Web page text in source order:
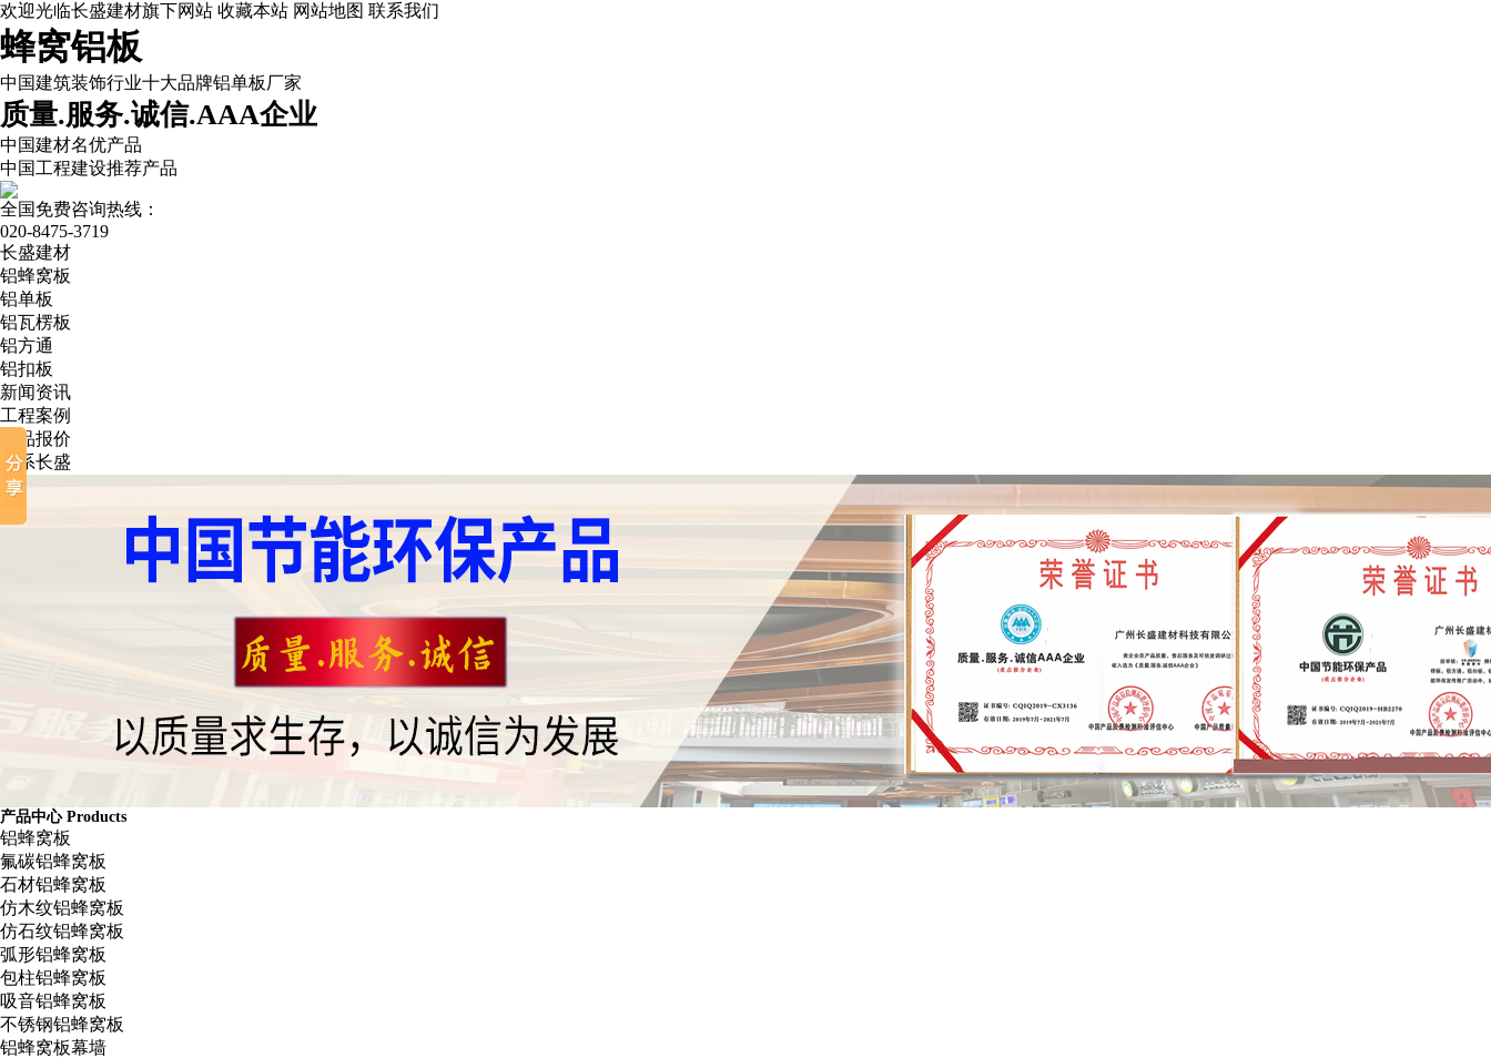
欢迎光临长盛建材旗下网站 收藏本站 网站地图 联系我们
蜂窝铝板
中国建筑装饰行业十大品牌铝单板厂家
质量.服务.诚信.AAA企业
中国建材名优产品
中国工程建设推荐产品
全国免费咨询热线：
020-8475-3719
长盛建材
铝蜂窝板
铝单板
铝瓦楞板
铝方通
铝扣板
新闻资讯
工程案例
产品报价
联系长盛
产品中心 Products
铝蜂窝板
氟碳铝蜂窝板
石材铝蜂窝板
仿木纹铝蜂窝板
仿石纹铝蜂窝板
弧形铝蜂窝板
包柱铝蜂窝板
吸音铝蜂窝板
不锈钢铝蜂窝板
铝蜂窝板幕墙